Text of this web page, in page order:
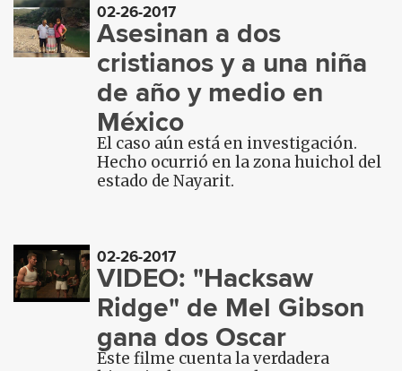
02-26-2017
Asesinan a dos
cristianos y a una niña
de año y medio en
México
El caso aún está en investigación.
Hecho ocurrió en la zona huichol del
estado de Nayarit.
02-26-2017
VIDEO: "Hacksaw
Ridge" de Mel Gibson
gana dos Oscar
Éste filme cuenta la verdadera